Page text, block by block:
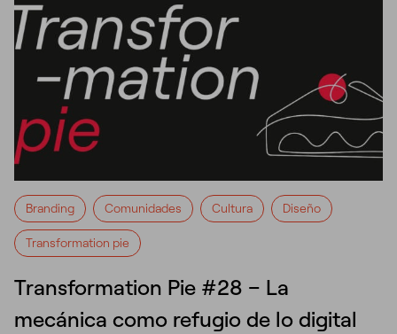
Branding Comunidades Cultura Diseño
Transformation pie
Transformation Pie #28 – La
mecánica como refugio de lo digital